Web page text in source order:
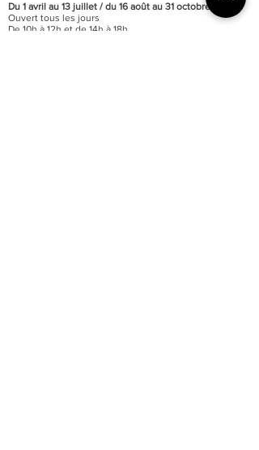
Du 1 avril au 13 juillet / du 16 août au 31 octobre
Ouvert tous les jours
De 10h à 12h et de 14h à 18h